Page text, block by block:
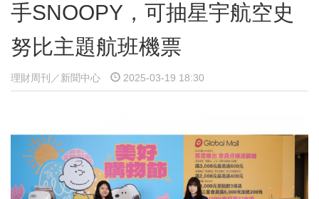
手SNOOPY，可抽星宇航空史
努比主題航班機票
理財周刊／新聞中心 2025-03-19 18:30